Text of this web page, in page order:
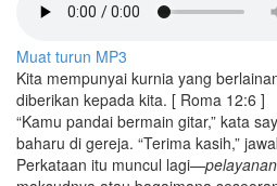
Muat turun MP3
Kita mempunyai kurnia yang
diberikan kepada kita. [ Roma 12:6 ]
“Kamu pandai bermain gitar,” kata
baharu di gereja. “Terima kasih,”
Perkataan itu muncul lagi—pelayanan